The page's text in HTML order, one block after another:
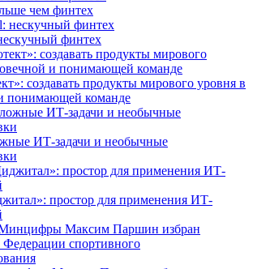
чем финтех
финтех
создавать продукты мирового уровня в
понимающей команде
ИТ‑задачи и необычные
простор для применения ИТ-